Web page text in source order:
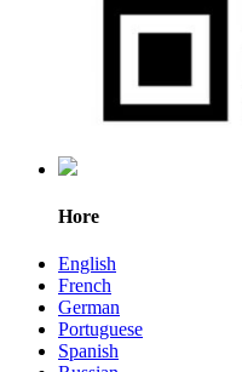
Hore
English
French
German
Portuguese
Spanish